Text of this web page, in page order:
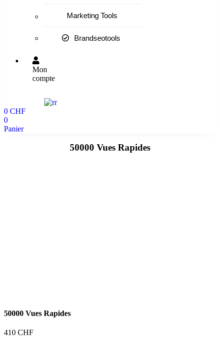
Marketing Tools
Brandseotools
Mon
compte
0 CHF
0
Panier
50000 Vues Rapides
50000 Vues Rapides
410 CHF